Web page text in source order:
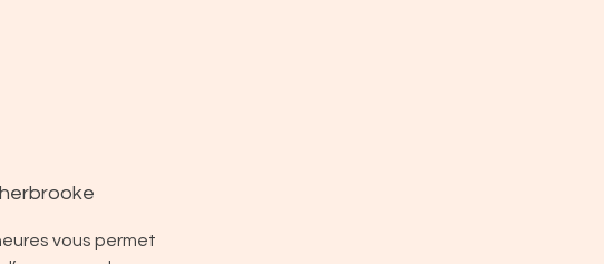
vous permet